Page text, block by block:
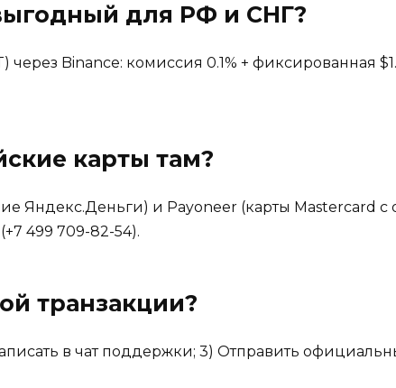
для РФ и СНГ?
через Binance: комиссия 0.1% + фиксированная
карты там?
Яндекс.Деньги) и Payoneer (карты Mastercard с
499 709-82-54).
транзакции?
в чат поддержки; 3) Отправить